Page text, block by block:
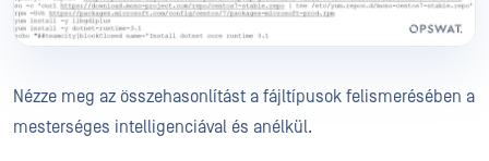
Nézze meg az összehasonlítást a fájltípusok felismerésében a
mesterséges intelligenciával és anélkül.